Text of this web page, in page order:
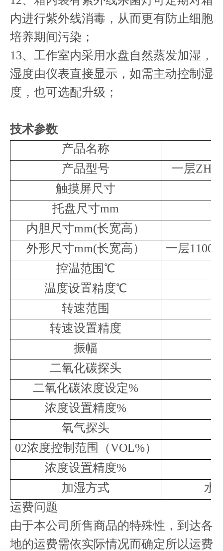
内进行紫外线消毒，从而更有防止细胞
培养期间污染；
13、工作室内采用水盘自然蒸发加湿，
湿度由仪表直接显示，如需主动控制湿
度，也可选配升级；
技术参数
产品名称
产品型号
一层ZH-
触摸屏尺寸
托盘尺寸mm
内胆尺寸mm(长宽高）
外形尺寸mm(长宽高）
一层
控温范围℃
温度设置精度℃
转速范围
转速设置精度
振幅
二氧化碳探头
二氧化碳浓度设定%
浓度设置精度%
氧气探头
02浓度控制范围（VOL%）
浓度设置精度%
加湿方式
水
运费问题
由于本公司所售商品的特殊性，到达各
地的运费需依实际情况而确定所以运费